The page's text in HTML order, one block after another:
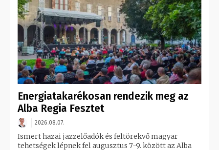
Energiatakarékosan rendezik meg az
Alba Regia Fesztet
2026.08.07.
Ismert hazai jazzelőadók és feltörekvő magyar
tehetségek lépnek fel augusztus 7-9. között az Alba